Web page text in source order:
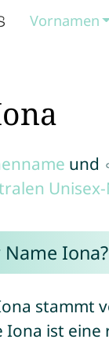
Vornamen
und
Iona?
stammt
Iona ist